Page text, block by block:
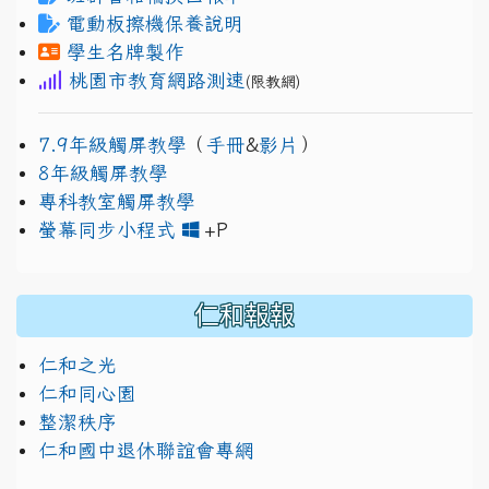
電動板擦機保養說明
學生名牌製作
桃園市教育網路測速 (限教網)
7.9年級觸屏教學 （ 手冊&影片 ）
8年級觸屏教學
專科教室觸屏教學
螢幕同步小程式
+P
仁和報報
仁和之光
仁和同心園
整潔秩序
仁和國中退休聯誼會專網